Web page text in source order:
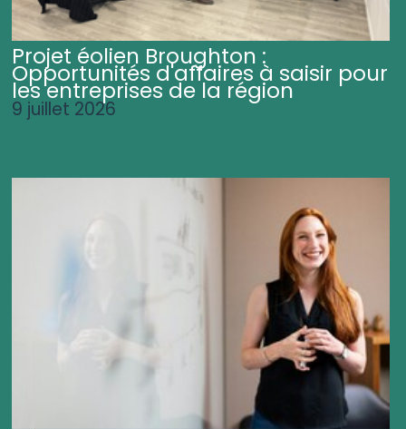
Projet éolien Broughton :
Opportunités d'affaires à saisir pour
les entreprises de la région
9 juillet 2026